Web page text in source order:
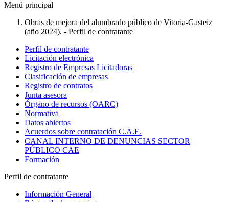
Menú principal
Obras de mejora del alumbrado público de Vitoria-Gasteiz
(año 2024). - Perfil de contratante
Perfil de contratante
Licitación electrónica
Registro de Empresas Licitadoras
Clasificación de empresas
Registro de contratos
Junta asesora
Órgano de recursos (OARC)
Normativa
Datos abiertos
Acuerdos sobre contratación C.A.E.
CANAL INTERNO DE DENUNCIAS SECTOR
PÚBLICO CAE
Formación
Perfil de contratante
Información General